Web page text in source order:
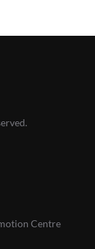
Centre